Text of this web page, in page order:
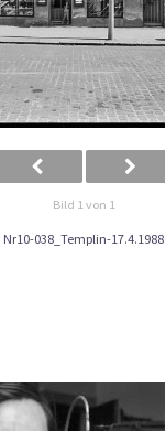
Bild 1 von 1
Nr10-038_Templin-17.4.1988